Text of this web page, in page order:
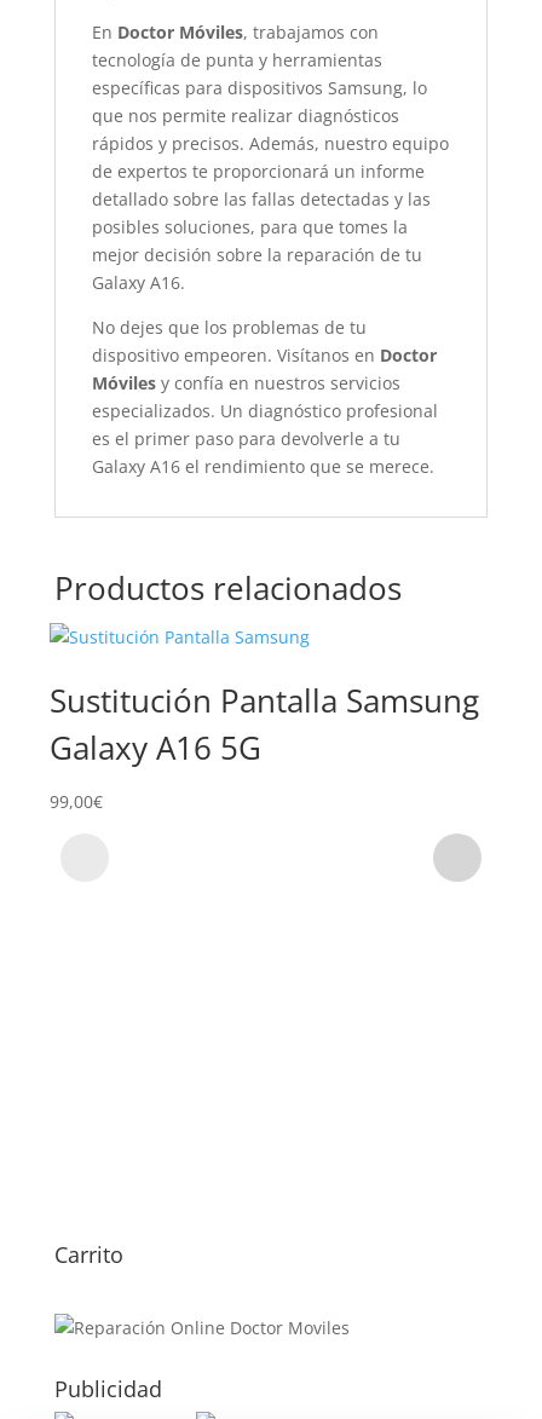
En Doctor Móviles, trabajamos con
tecnología de punta y herramientas
específicas para dispositivos Samsung, lo
que nos permite realizar diagnósticos
rápidos y precisos. Además, nuestro equipo
de expertos te proporcionará un informe
detallado sobre las fallas detectadas y las
posibles soluciones, para que tomes la
mejor decisión sobre la reparación de tu
Galaxy A16.
No dejes que los problemas de tu
dispositivo empeoren. Visítanos en Doctor
Móvilesy confía en nuestros servicios
especializados. Un diagnóstico profesional
es el primer paso para devolverle a tu
Galaxy A16 el rendimiento que se merece.
Productos relacionados
Sustitución Pantalla Samsung
Galaxy A16 5G
99,00€
Carrito
Publicidad